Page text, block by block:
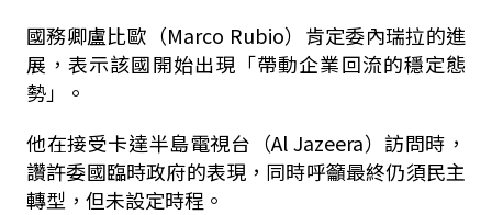
國務卿盧比歐（Marco Rubio）肯定委內瑞拉的進
展，表示該國開始出現「帶動企業回流的穩定態
勢」。
他在接受卡達半島電視台（Al Jazeera）訪問時，
讚許委國臨時政府的表現，同時呼籲最終仍須民主
轉型，但未設定時程。